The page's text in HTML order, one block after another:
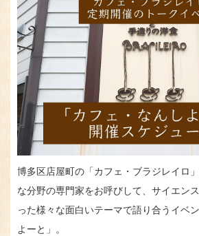
博多区店屋町の「カフェ・ブラジレイロ
な分野の専門家をお呼びして、サイエン
った様々な面白いテーマで語り合うイベ
よーと」。